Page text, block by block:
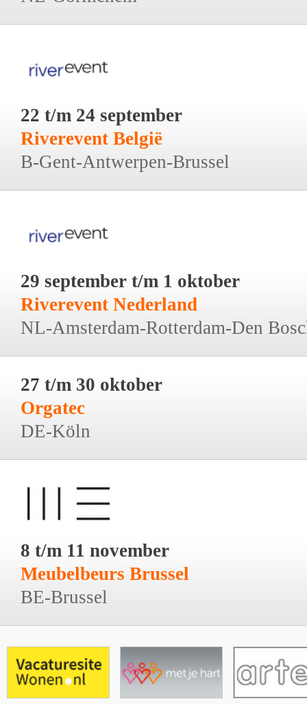
22 t/m 24 september
Riverevent België
B-Gent-Antwerpen-Brussel
29 september t/m 1 oktober
Riverevent Nederland
NL-Amsterdam-Rotterdam-Den
27 t/m 30 oktober
Orgatec
DE-Köln
8 t/m 11 november
Meubelbeurs Brussel
BE-Brussel